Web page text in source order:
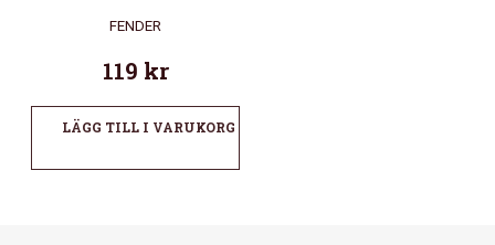
FENDER
119 kr
LÄGG TILL I VARUKORG